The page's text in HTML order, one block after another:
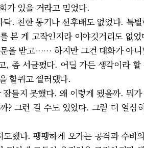
가 있을 거라고 믿었다.
. 친한 동기나 선후배도 없었다. 특
본 게 고작인지라 이야깃거리도 없
을 받고…… 하지만 그건 대화가 아
좀 서글펐다. 어딜 가든 생각이라
할퀴고 찔러댔다.
들지 못했다. 왜 이렇게 됐을까. 뭐
? 그런 걸 수도 있었다. 그럼 더 열심
했다. 팽팽하게 오가는 공격과 수비